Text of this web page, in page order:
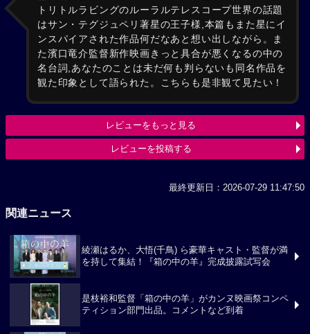
トリトルラビングのルーラルテレスコープ世界の話題
はサン・テグジュペリ著星の王子様,本篇もまた星にイ
ンスパイアされた作品何だなあと想い出しながら。ま
た濱口竜介監督新作映画きっと具合が悪くなるの中の
名台詞,あなたのことは未だ何も判らないも同名作品を
観た印象として語られた。こちらも是非観て見たい！
レビューをもっと見る
レビューを投稿する
最終更新日：2026-07-29 11:47:50
関連ニュース
綾瀬はるか、大悟(千鳥) ら豪華キャスト・監督が満
を持して集結！『箱の中の羊』完成披露試写会
是枝裕和監督「箱の中の羊」がカンヌ映画祭コンペ
ティション部門出品。コメントなど到着